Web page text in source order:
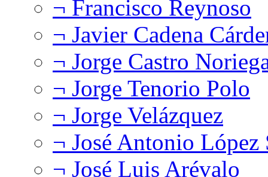
¬ Francisco Reynoso
¬ Javier Cadena
¬ Jorge Castro
¬ Jorge Tenorio Polo
¬ Jorge Velázquez
¬ José Antonio López
¬ José Luis Arévalo